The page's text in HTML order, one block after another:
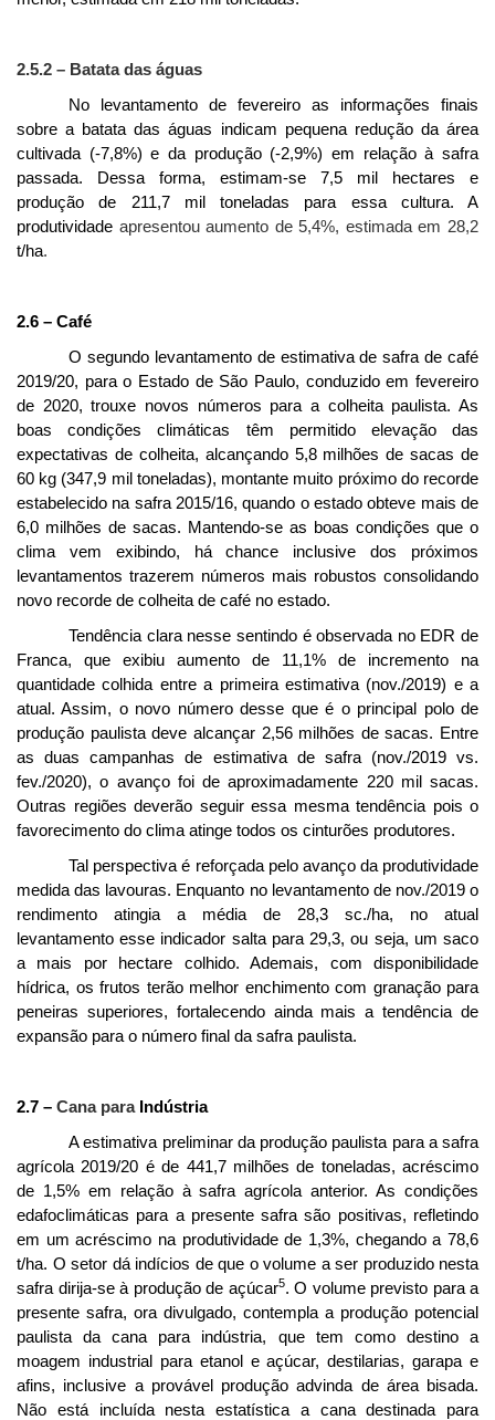
2.5.2 – Batata das águas
No levantamento de fevereiro as informações finais
sobre a batata das águas indicam pequena redução da área
cultivada (-7,8%) e da produção (-2,9%) em relação à safra
passada. Dessa forma, estimam-se 7,5 mil hectares e
produção de 211,7 mil toneladas para essa cultura. A
produtividade apresentou aumento de 5,4%, estimada em 28,2
t/ha.
2.6 – Café
O segundo levantamento de estimativa de safra de café
2019/20, para o Estado de São Paulo, conduzido em fevereiro
de 2020, trouxe novos números para a colheita paulista. As
boas condições climáticas têm permitido elevação das
expectativas de colheita, alcançando 5,8 milhões de sacas de
60 kg (347,9 mil toneladas), montante muito próximo do recorde
estabelecido na safra 2015/16, quando o estado obteve mais de
6,0 milhões de sacas. Mantendo-se as boas condições que o
clima vem exibindo, há chance inclusive dos próximos
levantamentos trazerem números mais robustos consolidando
novo recorde de colheita de café no estado.
Tendência clara nesse sentindo é observada no EDR de
Franca, que exibiu aumento de 11,1% de incremento na
quantidade colhida entre a primeira estimativa (nov./2019) e a
atual. Assim, o novo número desse que é o principal polo de
produção paulista deve alcançar 2,56 milhões de sacas. Entre
as duas campanhas de estimativa de safra (nov./2019 vs.
fev./2020), o avanço foi de aproximadamente 220 mil sacas.
Outras regiões deverão seguir essa mesma tendência pois o
favorecimento do clima atinge todos os cinturões produtores.
Tal perspectiva é reforçada pelo avanço da produtividade
medida das lavouras. Enquanto no levantamento de nov./2019 o
rendimento atingia a média de 28,3 sc./ha, no atual
levantamento esse indicador salta para 29,3, ou seja, um saco
a mais por hectare colhido. Ademais, com disponibilidade
hídrica, os frutos terão melhor enchimento com granação para
peneiras superiores, fortalecendo ainda mais a tendência de
expansão para o número final da safra paulista.
2.7 – Cana para Indústria
A estimativa preliminar da produção paulista para a safra
agrícola 2019/20 é de 441,7 milhões de toneladas, acréscimo
de 1,5% em relação à safra agrícola anterior. As condições
edafoclimáticas para a presente safra são positivas, refletindo
em um acréscimo na produtividade de 1,3%, chegando a 78,6
t/ha. O setor dá indícios de que o volume a ser produzido nesta
safra dirija-se à produção de açúcar5. O volume previsto para a
presente safra, ora divulgado, contempla a produção potencial
paulista da cana para indústria, que tem como destino a
moagem industrial para etanol e açúcar, destilarias, garapa e
afins, inclusive a provável produção advinda de área bisada.
Não está incluída nesta estatística a cana destinada para